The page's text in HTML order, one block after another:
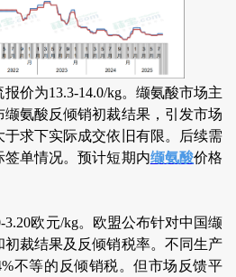
价为13.3-14.0/kg。缬氨酸市场主
氨酸反倾销初裁结果，引发市场
求下实际成交依旧有限。后续需
单情况。预计短期内缬氨酸价格
3.20欧元/kg。欧盟公布针对中国缬
裁结果及反倾销税率。不同生产
不等的反倾销税。但市场反馈平